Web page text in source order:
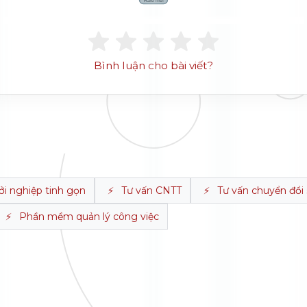
Bình luận cho bài viết?
nghiệp tinh gọn ⚡ Tư vấn CNTT ⚡ Tư vấn chuyển đổi
⚡ Phần mềm quản lý công việc